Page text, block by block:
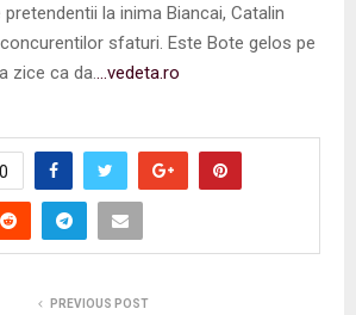
la inima Biancai, Catalin
sfaturi. Este Bote gelos pe
zice ca da.
…vedeta.ro
0
PREVIOUS POST